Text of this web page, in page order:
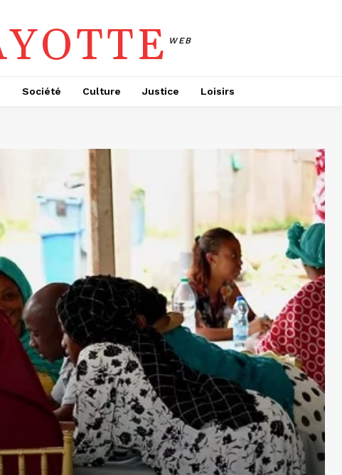
WEB
Société Culture Justice Loisirs